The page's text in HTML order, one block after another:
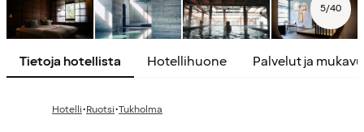
5/40
Tietoja hotellista Hotellihuone Palvelut ja
Hotelli·Ruotsi·Tukholma